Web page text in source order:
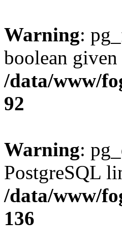
Warning:
boolean
/data/www/
92
Warning:
PostgreSQL
/data/www/
136